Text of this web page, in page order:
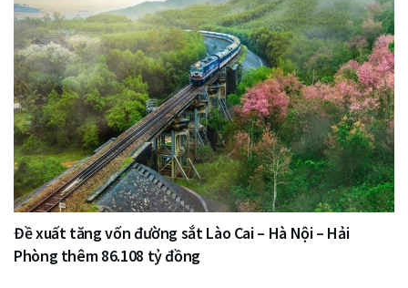
Đề xuất tăng vốn đường sắt Lào Cai – Hà Nội – Hải
Phòng thêm 86.108 tỷ đồng